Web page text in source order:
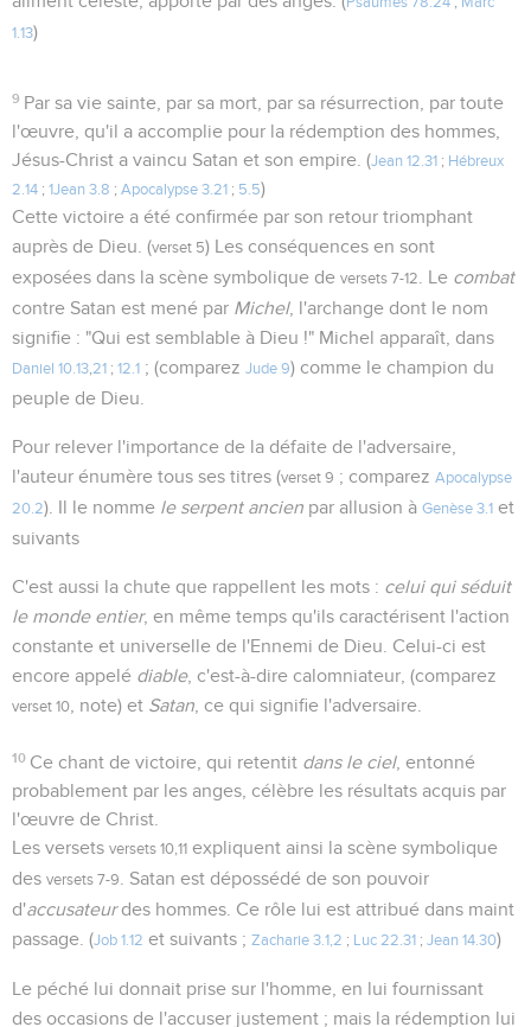
1.13)
9 Par sa vie sainte, par sa mort, par sa résurrection, par toute
l'œuvre, qu'il a accomplie pour la rédemption des hommes,
Jésus-Christ a vaincu Satan et son empire. (Jean 12.31 ; Hébreux
2.14 ; 1Jean 3.8 ; Apocalypse 3.21 ; 5.5)
Cette victoire a été confirmée par son retour triomphant
auprès de Dieu. (verset 5) Les conséquences en sont
exposées dans la scène symbolique de versets 7-12 . Le combat
contre Satan est mené par Michel, l'archange dont le nom
signifie : "Qui est semblable à Dieu !" Michel apparaît, dans
Daniel 10.13 21 ; 12.1 ; (comparez Jude 9) comme le champion du
peuple de Dieu.
Pour relever l'importance de la défaite de l'adversaire,
l'auteur énumère tous ses titres (verset 9 ; comparez Apocalypse
20.2). Il le nomme le serpent ancien par allusion à Genèse 3.1 et
suivants
C'est aussi la chute que rappellent les mots : celui qui séduit
le monde entier, en même temps qu'ils caractérisent l'action
constante et universelle de l'Ennemi de Dieu. Celui-ci est
encore appelé diable, c'est-à-dire calomniateur, (comparez
verset 10 , note) et Satan , ce qui signifie l'adversaire.
10 Ce chant de victoire, qui retentit dans le ciel, entonné
probablement par les anges, célèbre les résultats acquis par
l'œuvre de Christ.
Les versets versets 10,11 expliquent ainsi la scène symbolique
des versets 7-9
. Satan est dépossédé de son pouvoir
d'accusateurdes hommes. Ce rôle lui est attribué dans maint
passage. (Job 1.12 et suivants ; Zacharie 3.1,2 ; Luc 22.31 ; Jean 14.30)
Le péché lui donnait prise sur l'homme, en lui fournissant
des occasions de l'accuser justement ; mais la rédemption lui